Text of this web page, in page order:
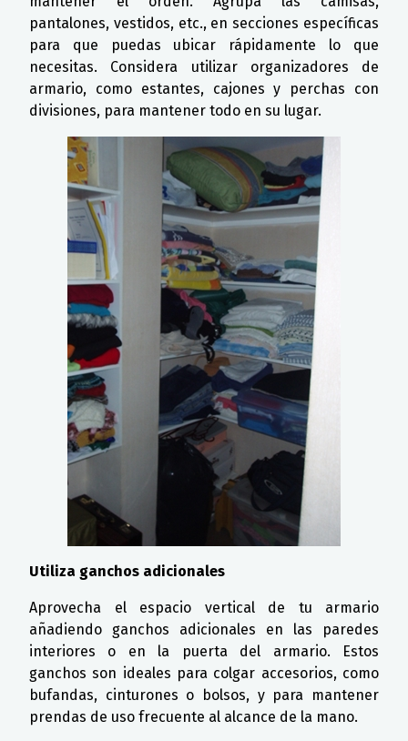
pantalones, vestidos, etc., en secciones específicas
para que puedas ubicar rápidamente lo que
necesitas. Considera utilizar organizadores de
armario, como estantes, cajones y perchas con
divisiones, para mantener todo en su lugar.
Utiliza ganchos adicionales
Aprovecha el espacio vertical de tu armario
añadiendo ganchos adicionales en las paredes
interiores o en la puerta del armario. Estos
ganchos son ideales para colgar accesorios, como
bufandas, cinturones o bolsos, y para mantener
prendas de uso frecuente al alcance de la mano.